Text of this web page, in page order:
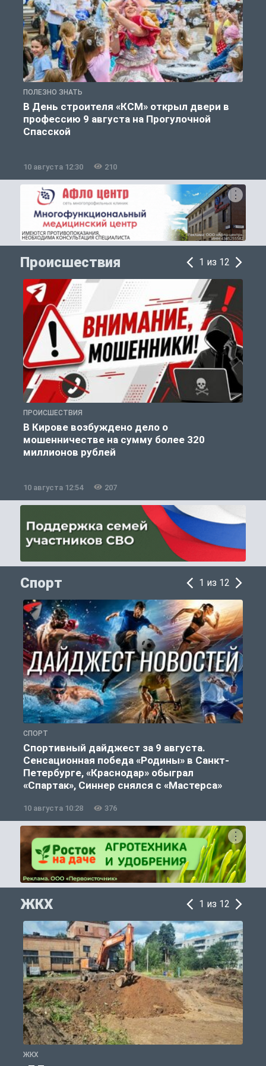
ПОЛЕЗНО ЗНАТЬ
В День строителя «КСМ» открыл двери в
профессию 9 августа на Прогулочной
Спасской
10 августа 12:30 210
Происшествия 1 из 12
ПРОИСШЕСТВИЯ
В Кирове возбуждено дело о
мошенничестве на сумму более 320
миллионов рублей
10 августа 12:54 207
Спорт 1 из 12
СПОРТ
Спортивный дайджест за 9 августа.
Сенсационная победа «Родины» в Санкт-
Петербурге, «Краснодар» обыграл
«Спартак», Синнер снялся с «Мастерса»
10 августа 10:28 376
ЖКХ 1 из 12
ЖКХ